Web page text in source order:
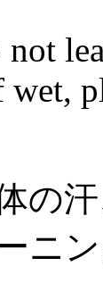
wet,
の
ニ